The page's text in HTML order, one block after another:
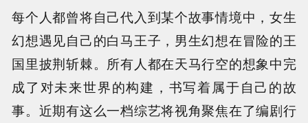
每个人都曾将自己代入到某个故事情境中，女生
幻想遇见自己的白马王子，男生幻想在冒险的王
国里披荆斩棘。所有人都在天马行空的想象中完
成了对未来世界的构建，书写着属于自己的故
事。近期有这么一档综艺将视角聚焦在了编剧行